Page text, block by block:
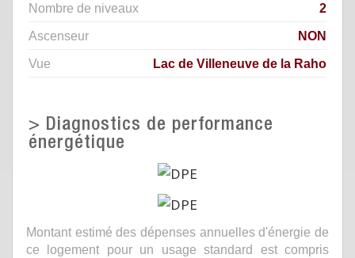
Nombre de niveaux
2
Ascenseur
NON
Vue
Lac de Villeneuve de la Raho
> Diagnostics de performance
énergétique
Montant estimé des dépenses annuelles d'énergie de
ce logement pour un usage standard est compris